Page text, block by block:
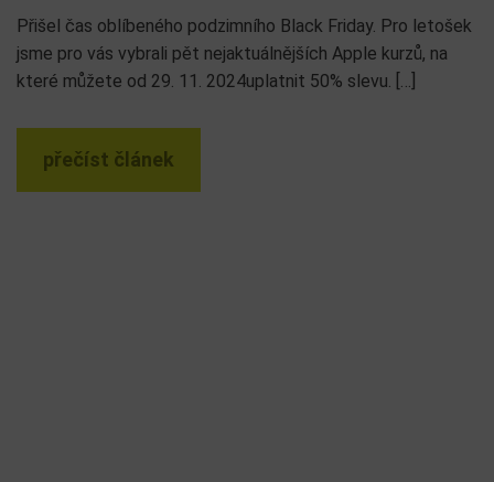
Přišel čas oblíbeného podzimního Black Friday. Pro letošek
jsme pro vás vybrali pět nejaktuálnějších Apple kurzů, na
které můžete od 29. 11. 2024uplatnit 50% slevu. […]
přečíst článek